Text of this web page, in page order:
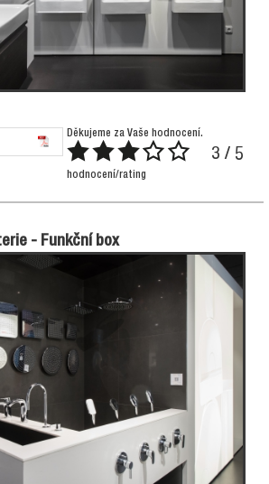
Děkujeme za Vaše hodnocení.
3 / 5
hodnocení/rating
- Funkční box